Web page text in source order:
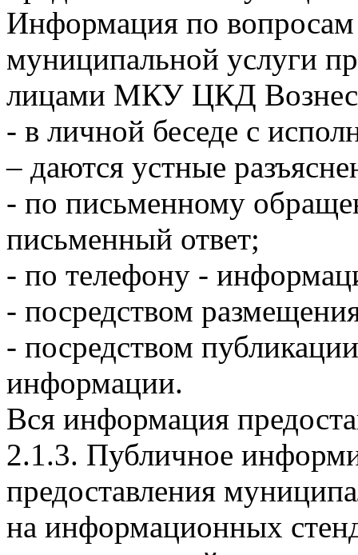
Информация по вопросам
муниципальной услуги
лицами МКУ ЦКД
- в личной беседе с
– даются устные
- по письменному
письменный ответ;
- по телефону -
- посредством
- посредством
информации.
Вся информация
2.1.3. Публичное
предоставления
на информационных